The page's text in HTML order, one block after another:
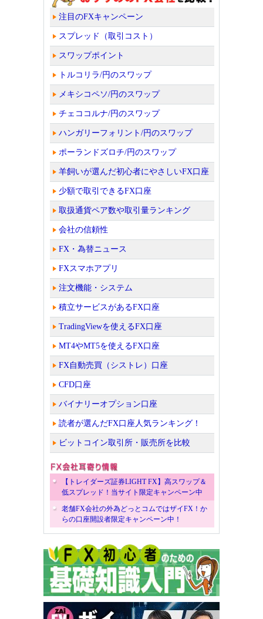
注目のFXキャンペーン
スプレッド（取引コスト）
スワップポイント
トルコリラ/円のスワップ
メキシコペソ/円のスワップ
チェココルナ/円のスワップ
ハンガリーフォリント/円のスワップ
ポーランドズロチ/円のスワップ
羊飼いが選んだ初心者にやさしいFX口座
少額で取引できるFX口座
取扱通貨ペア数や取引量ランキング
会社の信頼性
FX・為替ニュース
FXスマホアプリ
注文機能・システム
積立サービスがあるFX口座
TradingViewを使えるFX口座
MT4やMT5を使えるFX口座
FX自動売買（シストレ）口座
CFD口座
バイナリーオプション口座
読者が選んだFX口座人気ランキング！
ビットコイン取引所・販売所を比較
【トレイダーズ証券LIGHT FX】高スワップ＆
低スプレッド！当サイト限定キャンペーン中
老舗FX会社の外為どっとコムではザイFX！か
らの口座開設者限定キャンペーン中！